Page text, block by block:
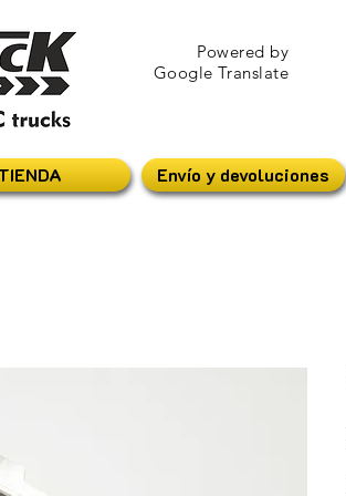
Powered by
Google Translate
Envío y devoluciones